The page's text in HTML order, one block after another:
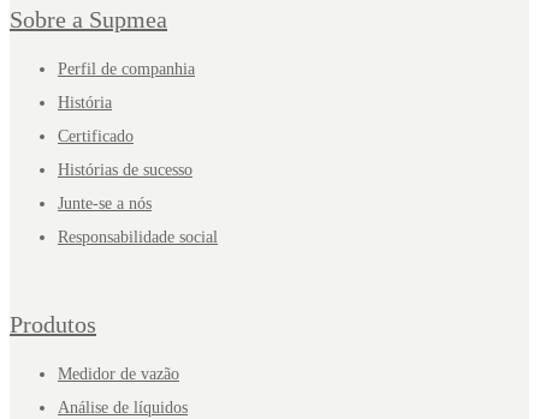
Sobre a Supmea
Perfil de companhia
História
Certificado
Histórias de sucesso
Junte-se a nós
Responsabilidade social
Produtos
Medidor de vazão
Análise de líquidos